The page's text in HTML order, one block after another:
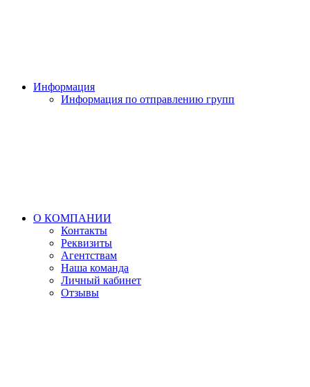
Информация
Информация по отправлению групп
О КОМПАНИИ
Контакты
Реквизиты
Агентствам
Наша команда
Личный кабинет
Отзывы